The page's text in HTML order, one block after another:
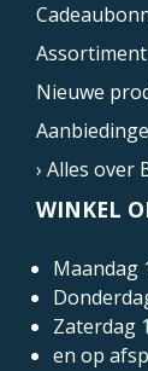
Assortiment
Nieuwe
› Alles over
WINKEL
Maandag
Zaterdag
en op